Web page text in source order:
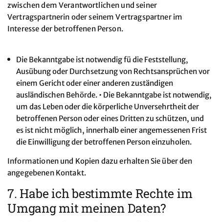
zwischen dem Verantwortlichen und seiner
Vertragspartnerin oder seinem Vertragspartner im
Interesse der betroffenen Person.
Die Bekanntgabe ist notwendig fü die Feststellung,
Ausübung oder Durchsetzung von Rechtsansprüchen vor
einem Gericht oder einer anderen zuständigen
ausländischen Behörde. • Die Bekanntgabe ist notwendig,
um das Leben oder die körperliche Unversehrtheit der
betroffenen Person oder eines Dritten zu schützen, und
es ist nicht möglich, innerhalb einer angemessenen Frist
die Einwilligung der betroffenen Person einzuholen.
Informationen und Kopien dazu erhalten Sie über den
angegebenen Kontakt.
7. Habe ich bestimmte Rechte im
Umgang mit meinen Daten?